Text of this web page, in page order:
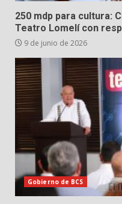
250 mdp para cultura:
Teatro Lomelí con
9 de junio de 2026
Gobierno de BCS